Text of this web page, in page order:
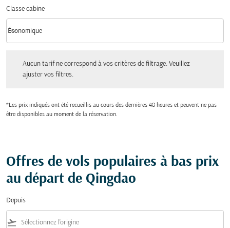
Classe cabine
Classe cabine option Économique Selected
Économique
keyboard_arrow_down
Aucun tarif ne correspond à vos critères de filtrage. Veuillez
ajuster vos filtres.
*Les prix indiqués ont été recueillis au cours des dernières 48 heures et peuvent ne pas
être disponibles au moment de la réservation.
Offres de vols populaires à bas prix
au départ de Qingdao
Depuis
flight_takeoff